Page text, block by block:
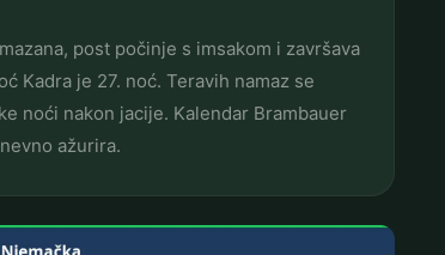
post počinje s imsakom i završava
Kadra je 27. noć. Teravih namaz se
noći nakon jacije. Kalendar Brambauer
ažurira.